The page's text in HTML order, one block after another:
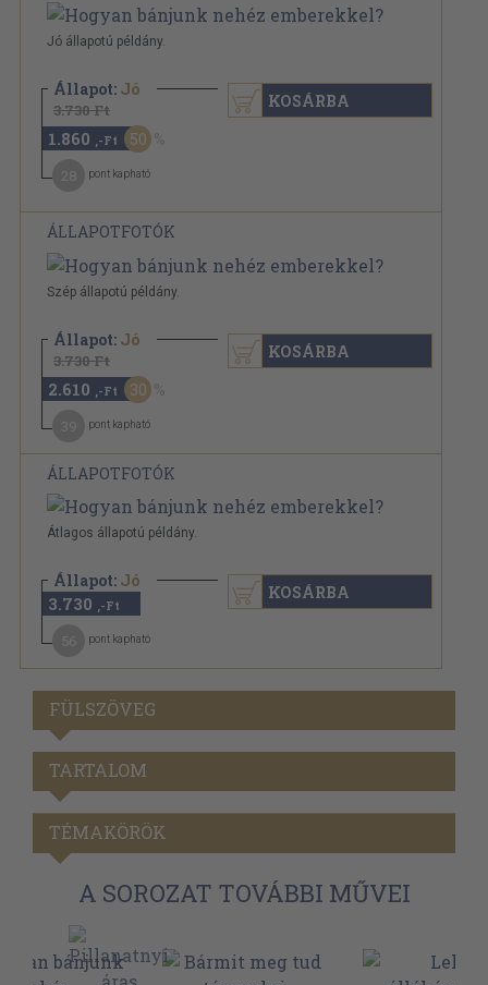
Jó állapotú példány.
Állapot: Jó
3.730 Ft
1.860 ,-Ft 50
pont kapható
KOSÁRBA
ÁLLAPOTFOTÓK
Szép állapotú példány.
Állapot: Jó
3.730 Ft
2.610 ,-Ft 30
pont kapható
KOSÁRBA
ÁLLAPOTFOTÓK
Átlagos állapotú példány.
Állapot: Jó
3.730 ,-Ft
pont kapható
KOSÁRBA
FÜLSZÖVEG
TARTALOM
TÉMAKÖRÖK
A SOROZAT TOVÁBBI MŰVEI